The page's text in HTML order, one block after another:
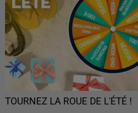
TOURNEZ LA ROUE DE L'ÉTÉ !